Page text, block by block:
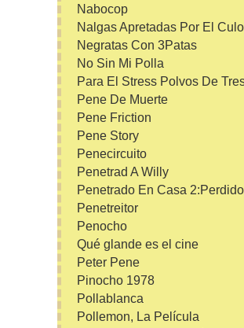
Nabocop
Nalgas Apretadas Por El
Negratas Con 3Patas
No Sin Mi Polla
Para El Stress Polvos De
Pene De Muerte
Pene Friction
Pene Story
Penecircuito
Penetrad A Willy
Penetrado En Casa
Penetreitor
Penocho
Qué glande es el cine
Peter Pene
Pinocho 1978
Pollablanca
Pollemon, La Película